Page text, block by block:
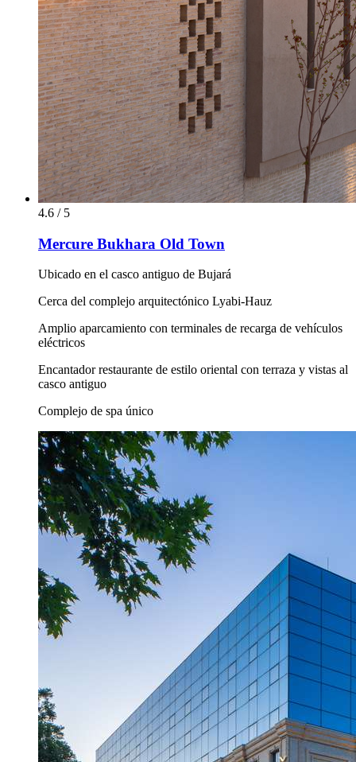
4.6 / 5
Mercure Bukhara Old Town
Ubicado en el casco antiguo de Bujará
Cerca del complejo arquitectónico Lyabi-Hauz
Amplio aparcamiento con terminales de recarga de vehículos
eléctricos
Encantador restaurante de estilo oriental con terraza y vistas al
casco antiguo
Complejo de spa único